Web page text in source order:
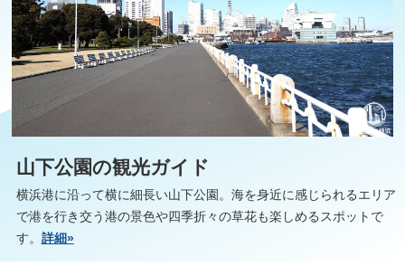
山下公園の観光ガイド
横浜港に沿って横に細長い山下公園。海を身近に感じられるエリア
で港を行き交う港の景色や四季折々の草花も楽しめるスポットで
す。 詳細»